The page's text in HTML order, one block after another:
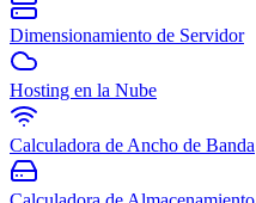
Dimensionamiento de Servidor
Hosting en la Nube
Calculadora de Ancho de Banda